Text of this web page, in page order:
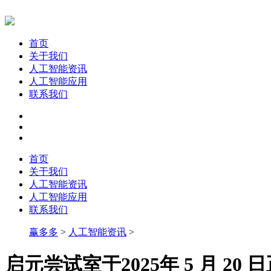
首页
关于我们
人工智能资讯
人工智能应用
联系我们
首页
关于我们
人工智能资讯
人工智能应用
联系我们
赢多多 > 人工智能资讯 >
启元尝试室于2025年 5 月 20